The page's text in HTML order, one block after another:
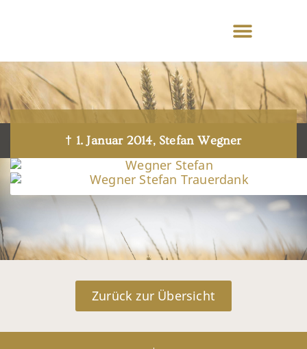
† 1. Januar 2014, Stefan Wegner
Zurück zur Übersicht